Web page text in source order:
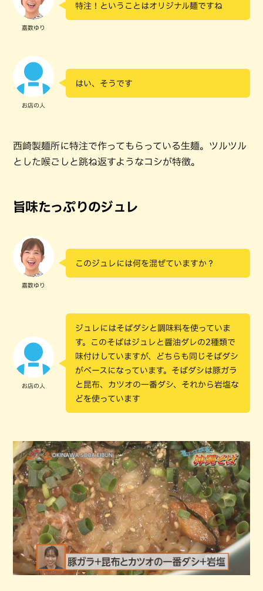
嘉数ゆり
特注！ということはオリジナル麺ですね
お店の人
はい、そうです
西崎製麺所に特注で作ってもらっている生麺。ツルツル
とした喉ごしと跳ね返すようなコシが特徴。
旨味たっぷりのジュレ
嘉数ゆり
このジュレには何を混ぜていますか？
お店の人
ジュレにはそばダシと調味料を使っていま
す。このそばはジュレと醤油ダレの2種類で
味付けしていますが、どちらも同じそばダシ
がベースになっています。そばダシは豚ガラ
と昆布、カツオの一番ダシ、それから岩塩な
どを使っています